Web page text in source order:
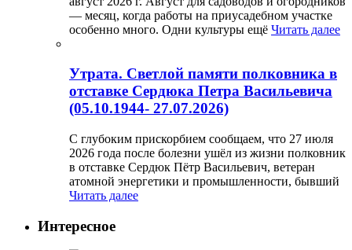
— месяц, когда работы на приусадебном участке
особенно много. Одни культуры ещё Читать далее
Утрата. Светлой памяти полковника в
отставке Сердюка Петра Васильевича
(05.10.1944- 27.07.2026)
С глубоким прискорбием сообщаем, что 27 июля
2026 года после болезни ушёл из жизни полковник
в отставке Сердюк Пётр Васильевич, ветеран
атомной энергетики и промышленности, бывший
Читать далее
Интересное